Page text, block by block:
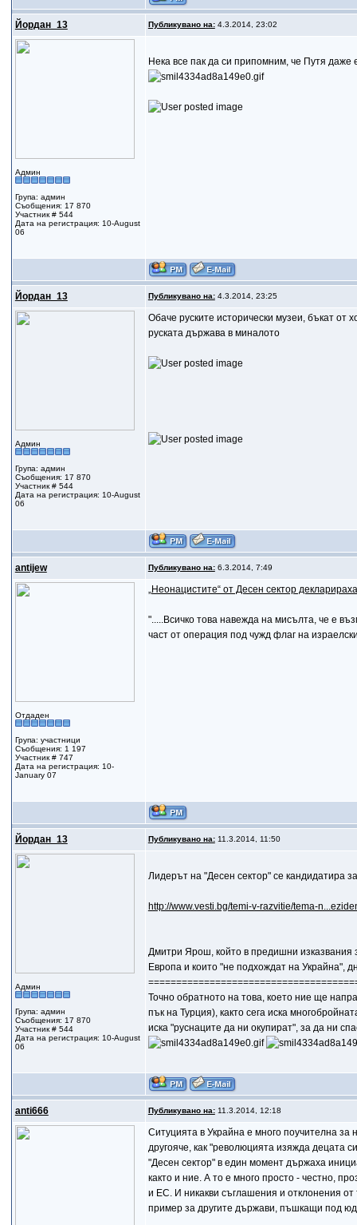
Йордан_13 Публикувано на:4.3.2014, 23:02
Админ
Група: админ
Съобщения: 17 870
Участник # 544
Дата на регистрация: 10-August
06
Нека все пак да си припомним, че Путя даже
Йордан_13 Публикувано на:4.3.2014, 23:25
Админ
Група: админ
Съобщения: 17 870
Участник # 544
Дата на регистрация: 10-August
06
Обаче руските исторически музеи, бъкат от
руската държава в миналото
antijew Публикувано на:6.3.2014, 7:49
Отдаден
Група: участници
Съобщения: 1 197
Участник # 747
Дата на регистрация: 10-
January 07
„Неонацистите“ от Десен сектор
".....Всичко това навежда на мисълта, че е
част от операция под чужд флаг на
Йордан_13 Публикувано на:11.3.2014, 11:50
Админ
Група: админ
Съобщения: 17 870
Участник # 544
Дата на регистрация: 10-August
06
Лидерът на "Десен сектор" се кандидатира
http://www.vesti.bg/temi-v-razvitie/tema-
Дмитри Ярош, който в предишни изказвания
Европа и които "не подхождат на Украйна",
Точно обратното на това, което ние ще
пък на Турция), както сега иска
иска "руснаците да ни окупират", за да ни
anti666 Публикувано на:11.3.2014, 12:18
Ситуцията в Украйна е много поучителна за
другояче, как "революцията изяжда децата
"Десен сектор" в един момент държаха
както и ние. А то е много просто - честно,
и ЕС. И никакви съглашения и отклонения
пример за другите държави, пъшкащи под